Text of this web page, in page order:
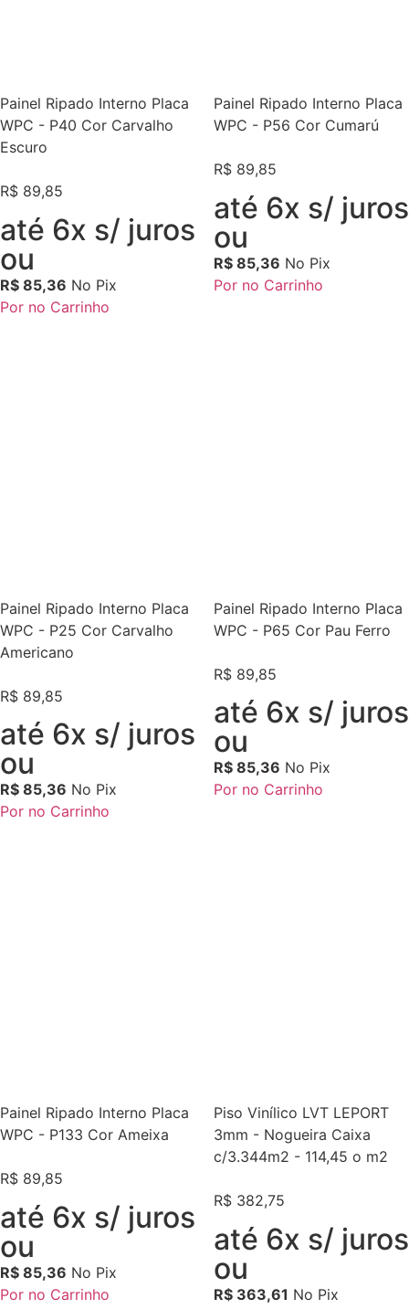
Painel Ripado Interno Placa
WPC - P40 Cor Carvalho
Escuro
R$ 89,85
até 6x s/ juros
ou
R$ 85,36 No Pix
Por no Carrinho
Painel Ripado Interno Placa
WPC - P56 Cor Cumarú
R$ 89,85
até 6x s/ juros
ou
R$ 85,36 No Pix
Por no Carrinho
Painel Ripado Interno Placa
WPC - P25 Cor Carvalho
Americano
R$ 89,85
até 6x s/ juros
ou
R$ 85,36 No Pix
Por no Carrinho
Painel Ripado Interno Placa
WPC - P65 Cor Pau Ferro
R$ 89,85
até 6x s/ juros
ou
R$ 85,36 No Pix
Por no Carrinho
Painel Ripado Interno Placa
WPC - P133 Cor Ameixa
R$ 89,85
até 6x s/ juros
ou
R$ 85,36 No Pix
Por no Carrinho
Piso Vinílico LVT LEPORT
3mm - Nogueira Caixa
c/3.344m2 - 114,45 o m2
R$ 382,75
até 6x s/ juros
ou
R$ 363,61 No Pix